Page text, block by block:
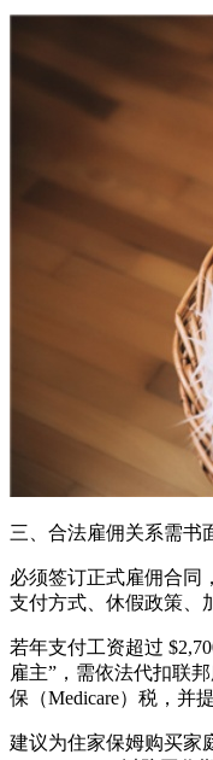
三、合法雇佣关系需书
必须签订正式雇佣合同
支付方式、休假政策、
若年支付工资超过
雇主”，需依法代扣联
保（Medicare）税，并
建议为住家保姆购买家